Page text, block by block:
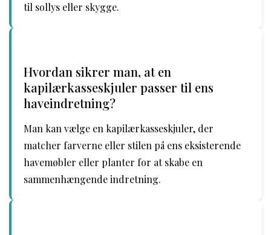
til sollys eller skygge.
Hvordan sikrer man, at en
kapilærkasseskjuler passer til ens
haveindretning?
Man kan vælge en kapilærkasseskjuler, der
matcher farverne eller stilen på ens eksisterende
havemøbler eller planter for at skabe en
sammenhængende indretning.